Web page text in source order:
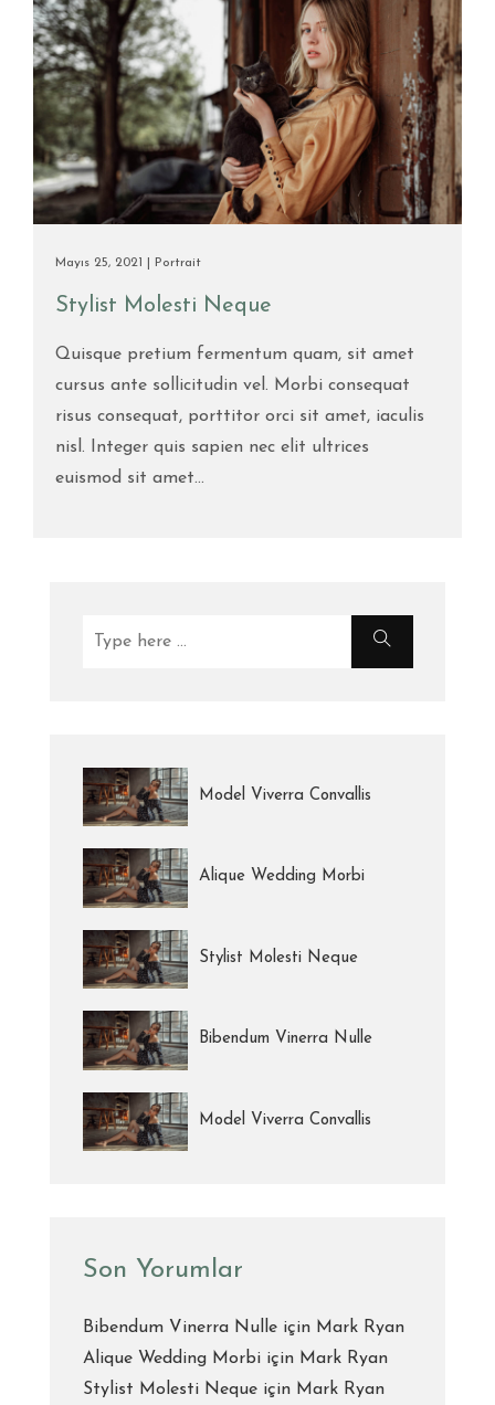
Mayıs 25, 2021 | Portrait
Stylist Molesti Neque
Quisque pretium fermentum quam, sit amet
cursus ante sollicitudin vel. Morbi consequat
risus consequat, porttitor orci sit amet, iaculis
nisl. Integer quis sapien nec elit ultrices
euismod sit amet...
Model Viverra Convallis
Alique Wedding Morbi
Stylist Molesti Neque
Bibendum Vinerra Nulle
Model Viverra Convallis
Son Yorumlar
Bibendum Vinerra Nulle için Mark Ryan
Alique Wedding Morbi için Mark Ryan
Stylist Molesti Neque için Mark Ryan